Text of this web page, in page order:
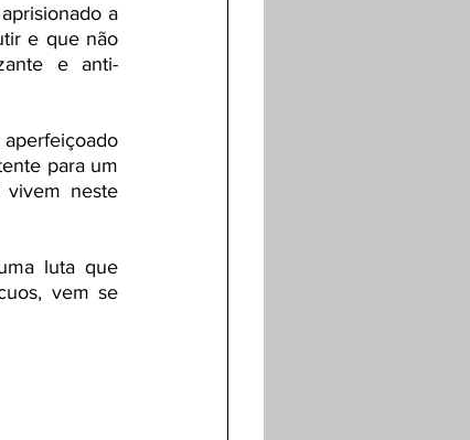
a
e que não
e anti-
para um
vivem neste
luta que
vem se